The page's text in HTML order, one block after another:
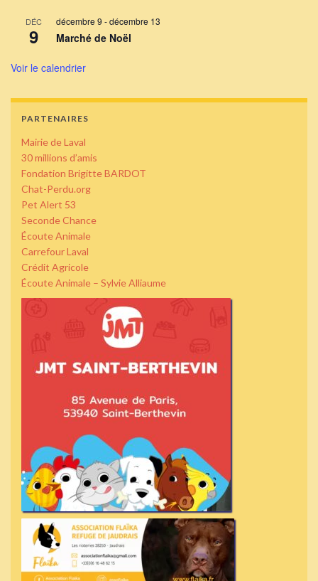
DÉC
9
décembre 9 -décembre 13
Marché de Noël
Voir le calendrier
PARTENAIRES
Mairie de Laval
30 millions d’amis
Fondation Brigitte BARDOT
Chat-Perdu.org
Pet Alert 53
Seconde Chance
Écoute Animale
Carrefour Laval
Crédit Agricole
Écoute Animale – Sylvie Alliaume